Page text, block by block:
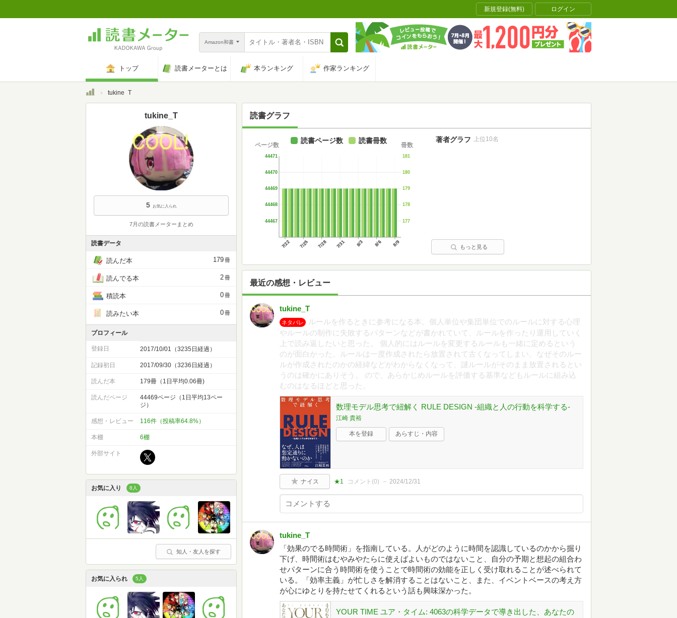
新規登録(無料) ログイン
Amazon和書
トップ 読書メーターとは 本ランキング 作家ランキング
トップtukine_T
読書グラフ
7/22 7/25 7/28 7/31 8/3 8/6 8/9
44467
44468
44469
44470
44471
ページ数
177
178
179
180
181
冊数
読書ページ数 読書冊数 著者グラフ 上位10名
もっと見る
最近の感想・レビュー
tukine_T
ネタバレ
ルールを作るときに参考になる本。個人単位や集団単位でのルールに対する心理
やルールの制作に失敗するパターンなどが書かれていて、ルールを作ったり運用していく
上で読み返したいと思った。 個人的にはルールを変更するルールも一緒に定めるという
のが面白かった。ルールは一度作成されたら放置されて古くなってしまい、なぜそのルー
ルが作成されたのかの経緯などがわからなくなって、謎ルールがそのまま放置されるとい
うのは確かにありそう。 ので、あらかじめルールを評価する基準などもルールに組み込
むのはなるほどと思った。
数理モデル思考で紐解く RULE DESIGN -組織と人の行動を科学する-
江崎 貴裕
本を登録 あらすじ・内容
ナイス ★1 コメント(0) 2024/12/31
tukine_T
「効果のでる時間術」を指南している。人がどのように時間を認識しているのかから掘り
下げ、時間術はむやみやたらに使えばよいものではないこと、自分の予期と想起の組合わ
せパターンに合う時間術を使うことで時間術の効能を正しく受け取れることが述べられて
いる。「効率主義」が忙しさを解消することはないこと、また、イベントベースの考え方
が心にゆとりを持たせてくれるという話も興味深かった。
YOUR TIME ユア・タイム: 4063の科学データで導き出した、あなたの
tukine_T
5 お気に入られ
7月の読書メーターまとめ
読書データ
読んだ本 179冊
読んでる本 2冊
積読本 0冊
読みたい本 0冊
プロフィール
登録日 2017/10/01（3235日経過）
記録初日 2017/09/30（3236日経過）
読んだ本 179冊（1日平均0.06冊)
読んだページ
44469ページ（1日平均13ペー
ジ）
感想・レビュー 116件（投稿率64.8%）
本棚 6棚
外部サイト
お気に入り 8人
知人・友人を探す
お気に入られ 5人